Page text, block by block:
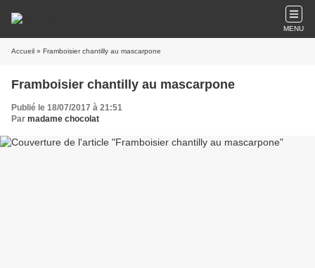
MENU
Accueil » Framboisier chantilly au mascarpone
Framboisier chantilly au mascarpone
Publié le 18/07/2017 à 21:51
Par madame chocolat